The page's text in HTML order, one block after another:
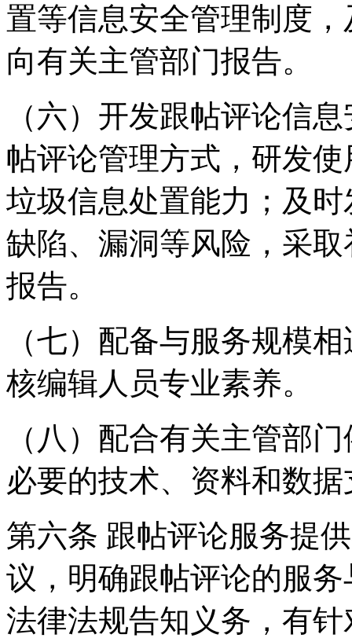
置等信息安全管理制度
向有关主管部门报告。
（六）开发跟帖评论信
帖评论管理方式，研发
垃圾信息处置能力；及
缺陷、漏洞等风险，采
报告。
（七）配备与服务规模
核编辑人员专业素养。
（八）配合有关主管部
必要的技术、资料和数
第六条 跟帖评论服务提
议，明确跟帖评论的服
法律法规告知义务，有